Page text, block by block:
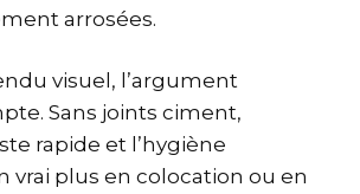
arrosées.
visuel, l’argument
Sans joints ciment,
rapide et l’hygiène
vrai plus en colocation ou en